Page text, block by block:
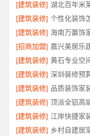
[建筑装修]
[建筑装修]
[建筑装修] 海南万赢饰
[招商加盟]
[建筑装修]
[建筑装修]
[建筑装修]
[建筑装修]
[建筑装修]
[建筑装修]